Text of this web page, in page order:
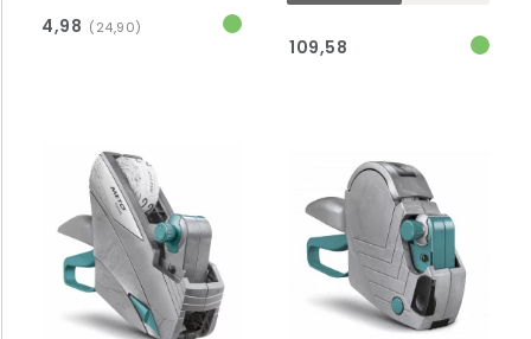
4,98 (24,90)
109,58